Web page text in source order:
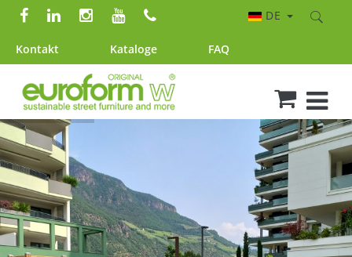
Kontakt Kataloge FAQ
DE